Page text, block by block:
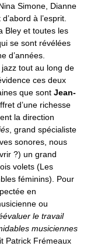
Simone, Dianne
à l’esprit.
Bley et toutes les
se sont révélées
d’années.
tout au long de
ces deux
que sont Jean-
d’une richesse
la direction
, grand spécialiste
sonores, nous
?) un grand
volets (Les
féminins). Pour
en
ou
le travail
musiciennes
Patrick Frémeaux